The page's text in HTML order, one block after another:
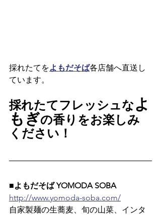
採れたてをよもだそば各店舗へ直送し
ています。
採れたてフレッシュなよ
もぎの香りをお楽しみ
ください！
■よもだそば YOMODA SOBA
http://www.yomoda-soba.com/
自家製麺の生蕎麦、旬の山菜、インタ